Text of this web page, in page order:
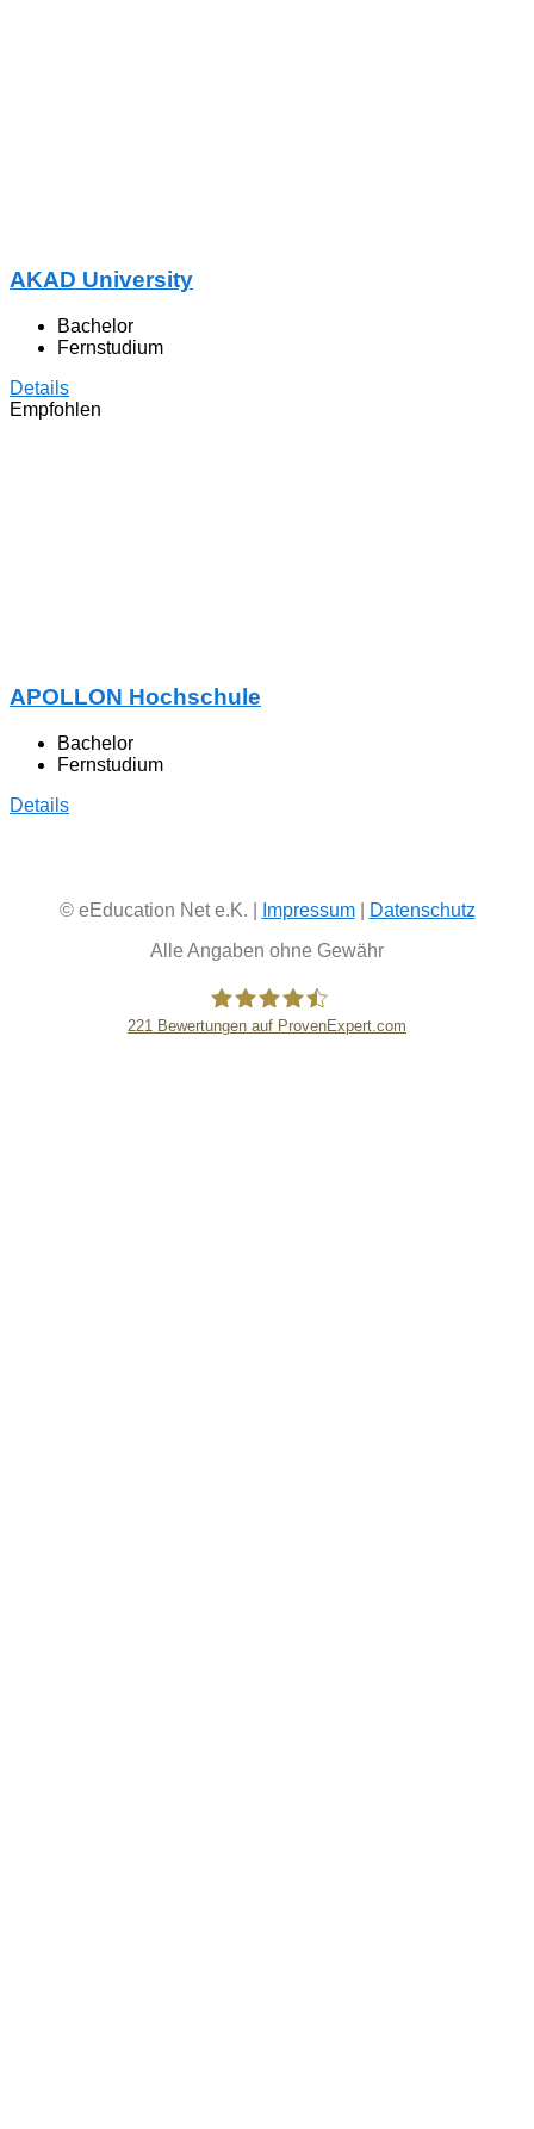
AKAD University
Bachelor
Fernstudium
Details
Empfohlen
APOLLON Hochschule
Bachelor
Fernstudium
Details
© eEducation Net e.K. | Impressum|
Datenschutz
Alle Angaben ohne Gewähr
221 Bewertungen auf ProvenExpert.com